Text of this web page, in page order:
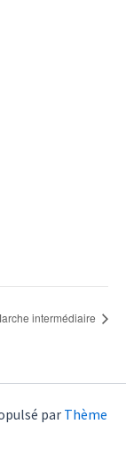
intermédiaire
par Thème